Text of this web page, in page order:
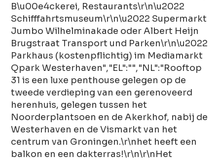
B\u00e4ckerei, Restaurants\r\n\u2022
Schifffahrtsmuseum\r\n\u2022 Supermarkt
Jumbo Wilhelminakade oder Albert Heijn
Brugstraat Transport und Parken\r\n\u2022
Parkhaus (kostenpflichtig) im Mediamarkt
Qpark Westerhaven","EL":"","NL":"Rooftop
31 is een luxe penthouse gelegen op de
tweede verdieping van een gerenoveerd
herenhuis, gelegen tussen het
Noorderplantsoen en de Akerkhof, nabij de
Westerhaven en de Vismarkt van het
centrum van Groningen.\r\nhet heeft een
balkon en een dakterras!\r\n\r\nHet